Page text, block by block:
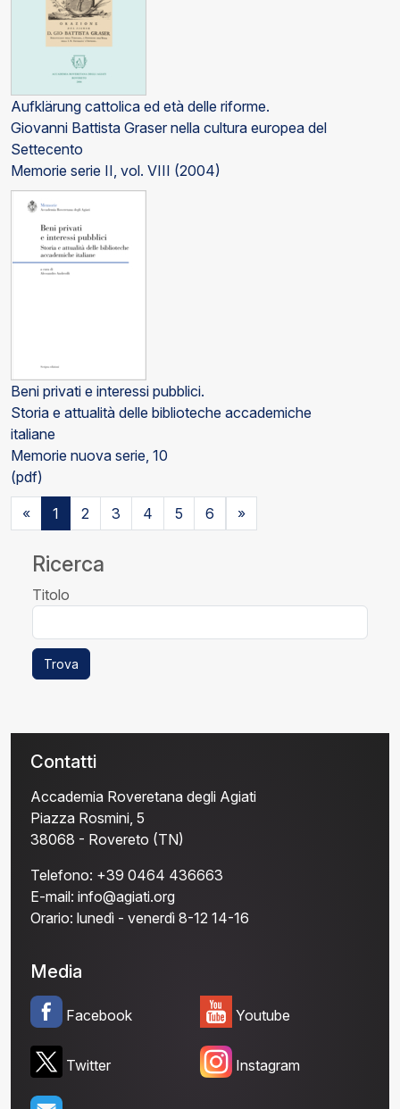
Aufklärung cattolica ed età delle riforme.
Giovanni Battista Graser nella cultura europea del
Settecento
Memorie serie II, vol. VIII (2004)
Beni privati e interessi pubblici.
Storia e attualità delle biblioteche accademiche
italiane
Memorie nuova serie, 10
(pdf)
« 1 2 3 4 5 6 »
Ricerca
Titolo
Trova
Contatti
Accademia Roveretana degli Agiati
Piazza Rosmini, 5
38068 - Rovereto (TN)
Telefono: +39 0464 436663
E-mail: info@agiati.org
Orario: lunedì - venerdì 8-12 14-16
Media
Facebook
Twitter
Youtube
Instagram